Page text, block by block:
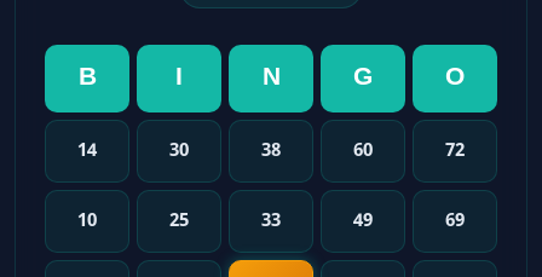
B I N G O
14 30 38 60 72
10 25 33 49 69